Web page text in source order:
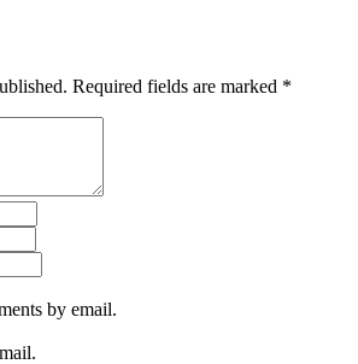
Required fields are marked *
by email.